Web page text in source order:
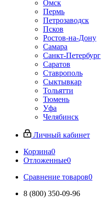
Омск
Пермь
Петрозаводск
Псков
Ростов-на-Дону
Самара
Санкт-Петербург
Саратов
Ставрополь
Сыктывкар
Тольятти
Тюмень
Уфа
Челябинск
Личный кабинет
Корзина0
Отложенные0
Сравнение товаров0
8 (800) 350-09-96